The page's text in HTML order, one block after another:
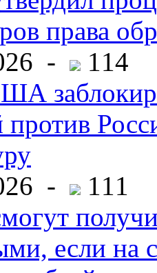
права
-
114
против
-
111
если на